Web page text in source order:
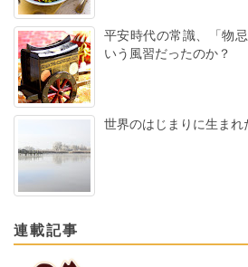
平安時代の常識、「物
いう風習だったのか？
世界のはじまりに生まれ
連載記事